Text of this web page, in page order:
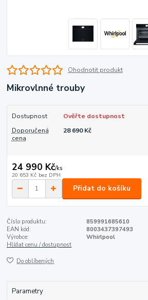
Ohodnotit produkt
Mikrovlnné trouby
Dostupnost
Ověřte dostupnost
Doporučená
cena
28 690 Kč
24 990 Kč/ks
20 653 Kč bez DPH
Přidat do košíku
Číslo produktu:
859991685610
EAN kód:
8003437397493
Výrobce:
Whirlpool
Hlídat cenu / dostupnost
Do oblíbených
Parametry